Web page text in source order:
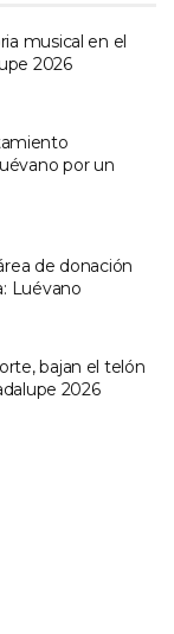
musical en el
2026
por un
de donación
Luévano
bajan el telón
2026